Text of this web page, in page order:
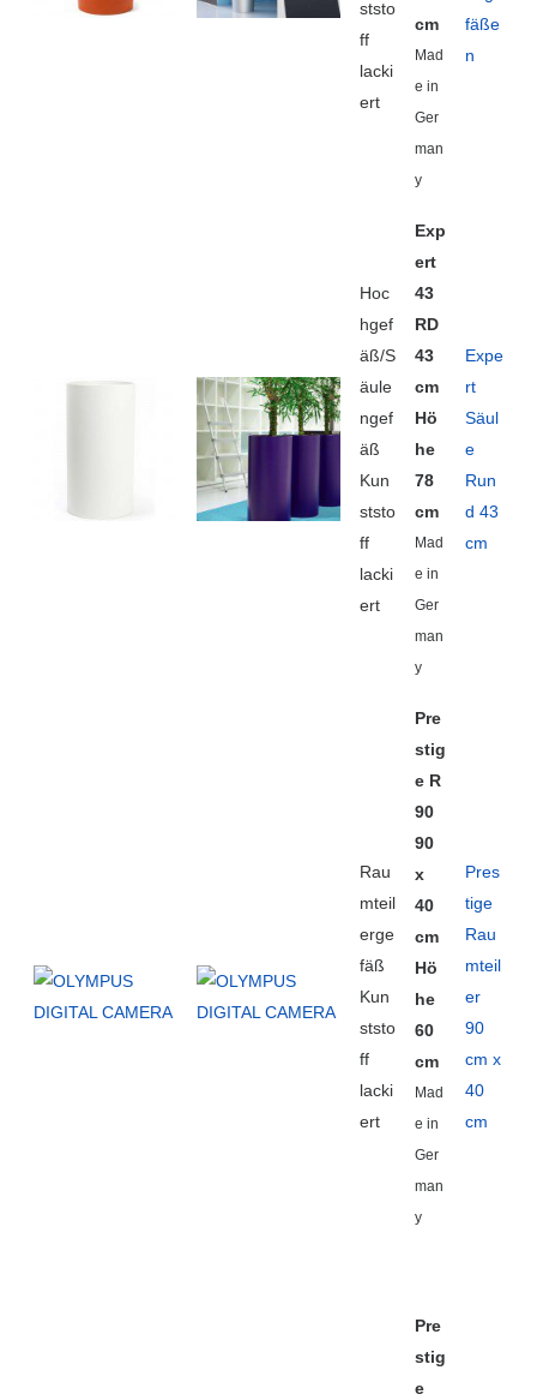
ststo
ff
lacki
ert
cm
Mad
e in
Ger
man
y
fäße
n
Hoc
hgef
äß/S
äule
ngef
äß
Kun
ststo
ff
lacki
ert
Exp
ert
43
RD
43
cm
Hö
he
78
cm
Mad
e in
Ger
man
y
Expe
rt
Säul
e
Run
d 43
cm
Rau
mteil
erge
fäß
Kun
ststo
ff
lacki
ert
Pre
stig
e R
90
90
x
40
cm
Hö
he
60
cm
Mad
e in
Ger
man
y
Pres
tige
Rau
mteil
er
90
cm x
40
cm
Pre
stig
e